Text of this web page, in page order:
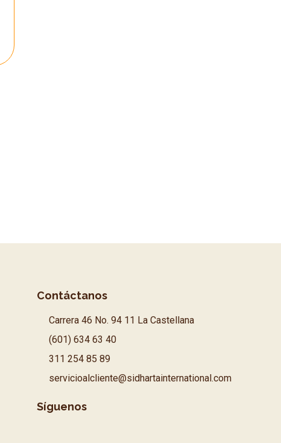
Contáctanos
Carrera 46 No. 94 11 La Castellana
(601) 634 63 40
311 254 85 89
servicioalcliente@sidhartainternational.com
Síguenos